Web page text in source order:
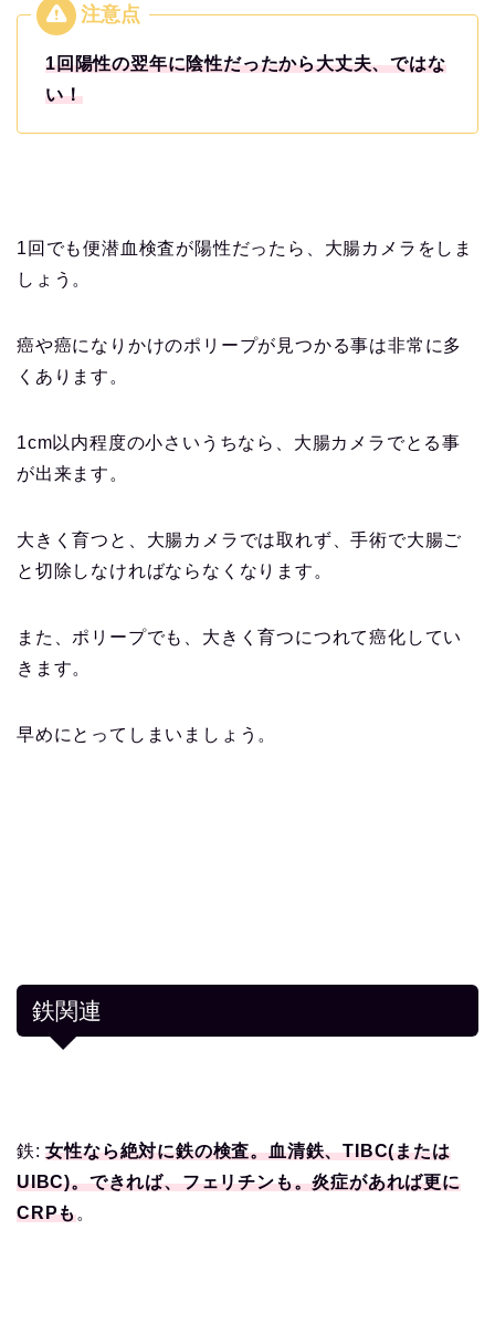
1回陽性の翌年に陰性だったから大丈夫、ではな
い！
1回でも便潜血検査が陽性だったら、大腸カメラをしま
しょう。
癌や癌になりかけのポリープが見つかる事は非常に多
くあります。
1cm以内程度の小さいうちなら、大腸カメラでとる事
が出来ます。
大きく育つと、大腸カメラでは取れず、手術で大腸ご
と切除しなければならなくなります。
また、ポリープでも、大きく育つにつれて癌化してい
きます。
早めにとってしまいましょう。
鉄関連
鉄:女性なら絶対に鉄の検査。血清鉄、TIBC(または
UIBC)。できれば、フェリチンも。炎症があれば更に
CRPも。